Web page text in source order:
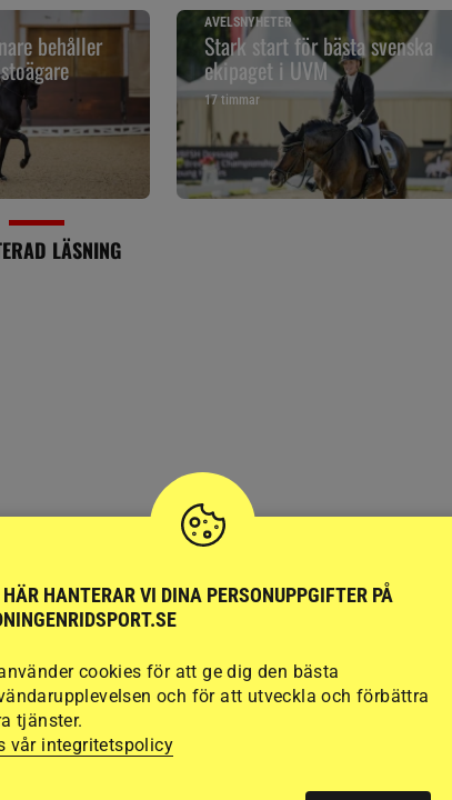
behåller
AVELSNYHETER
Stark start för bästa svenska
ekipaget i UVM
17 timmar
LÄSNING
Kung Kittel sitter
HANTERAR VI DINA PERSONUPPGIFTER PÅ
cookies för att ge dig den bästa
och för att utveckla och förbättra
tjänster.
vår integritetspolicy